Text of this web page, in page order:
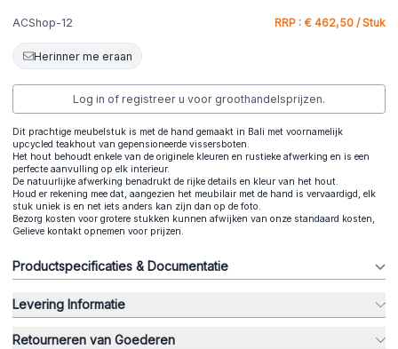
ACShop-12 RRP : € 462,50 / Stuk
Herinner me eraan
Log in of registreer u voor groothandelsprijzen.
Dit prachtige meubelstuk is met de hand gemaakt in Bali met voornamelijk
upcycled teakhout van gepensioneerde vissersboten.
Het hout behoudt enkele van de originele kleuren en rustieke afwerking en is een
perfecte aanvulling op elk interieur.
De natuurlijke afwerking benadrukt de rijke details en kleur van het hout.
Houd er rekening mee dat, aangezien het meubilair met de hand is vervaardigd, elk
stuk uniek is en net iets anders kan zijn dan op de foto.
Bezorg kosten voor grotere stukken kunnen afwijken van onze standaard kosten,
Gelieve kontakt opnemen voor prijzen.
Productspecificaties & Documentatie
Levering Informatie
Retourneren van Goederen